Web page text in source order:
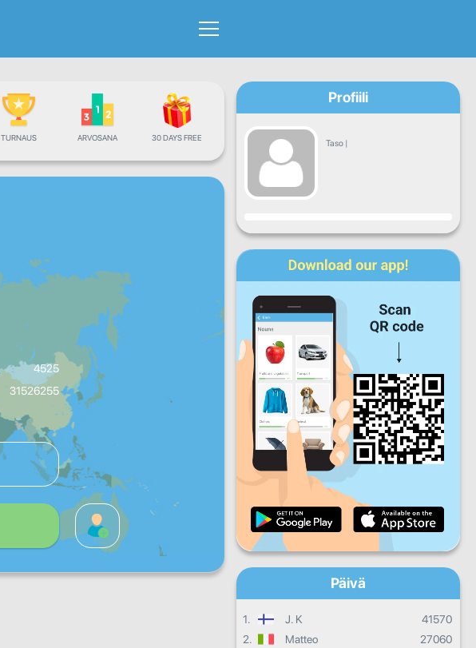
TURNAUS ARVOSANA 30 DAYS FREE
4525
31526255
Profiili
Taso |
Edistyminen
Ma Ke To
La Su
Päivittäinen edistyminen
Kuukausittainen edistyminen
Kokonaisedistyminen
Päivä
1. J. K
41570
2.
Matteo
27060